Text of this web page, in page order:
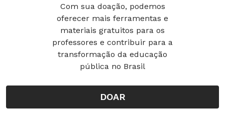
Com sua doação, podemos
oferecer mais ferramentas e
materiais gratuitos para os
professores e contribuir para a
transformação da educação
pública no Brasil
DOAR